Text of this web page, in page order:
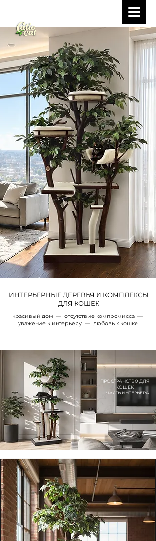
ИНТЕРЬЕРНЫЕ ДЕРЕВЬЯ И КОМПЛЕКСЫ
ДЛЯ КОШЕК
красивый дом — отсутствие компромисса —
уважение к интерьеру — любовь к кошке
ПРОСТРАНСТВО ДЛЯ
КОШЕК
— ЧАСТЬ ИНТЕРЬЕРА